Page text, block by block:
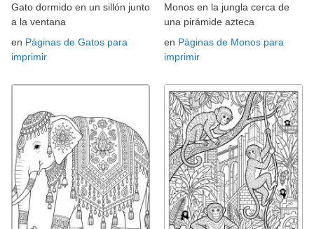
Gato dormido en un sillón junto
a la ventana
en Páginas de Gatos para
imprimir
Monos en la jungla cerca de
una pirámide azteca
en Páginas de Monos para
imprimir